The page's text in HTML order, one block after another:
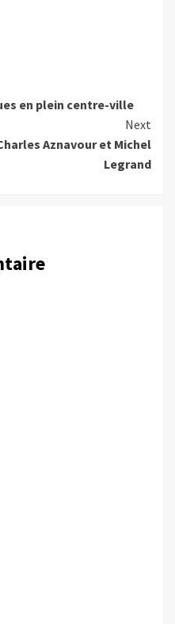
en plein centre-ville
Next
Aznavour et Michel
Legrand